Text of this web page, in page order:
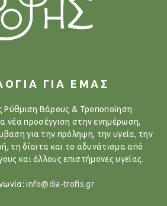
ΓΙΑ ΕΜΑΣ
Ρύθμιση Βάρους & Τροποποίηση
νέα προσέγγιση στην ενημέρωση,
για την πρόληψη, την υγεία, την
τη δίαιτα και το αδυνάτισμα από
και άλλους επιστήμονες υγείας.
info@dia-trofis.gr